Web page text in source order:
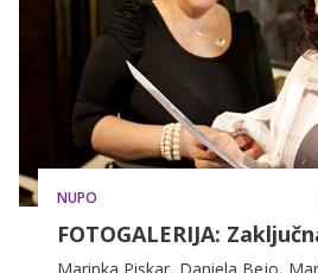
postale prave misice.
NUPO
FOTOGALERIJA: